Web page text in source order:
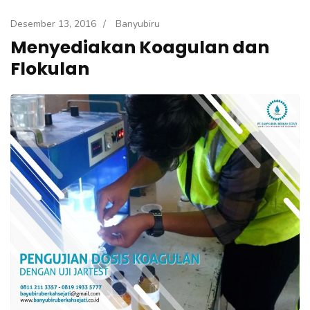
Desember 13, 2016 / Banyubiru
Menyediakan Koagulan dan
Flokulan